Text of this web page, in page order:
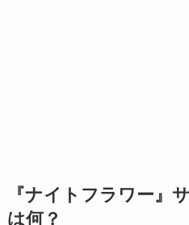
『ナイトフラワー』
は何？